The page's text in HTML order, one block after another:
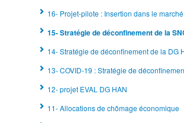
16- Projet-pilote : Insertion dans le
15- Stratégie de déconfinement de la
14- Stratégie de déconfinement de la DG
13- COVID-19 : Stratégie de
12- projet EVAL DG HAN
11- Allocations de chômage économique